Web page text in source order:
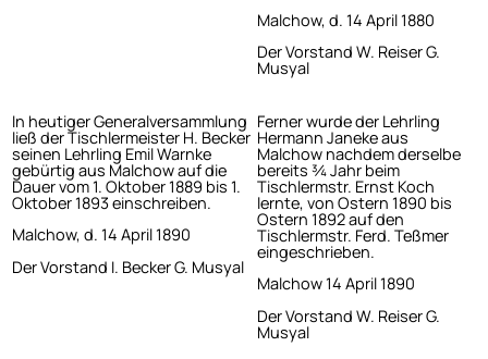
Malchow, d. 14 April 1880
Der Vorstand W. Reiser G.
Musyal
In heutiger Generalversammlung
ließ der Tischlermeister H. Becker
seinen Lehrling Emil Warnke
gebürtig aus Malchow auf die
Dauer vom 1. Oktober 1889 bis 1.
Oktober 1893 einschreiben.
Malchow, d. 14 April 1890
Der Vorstand I. Becker G. Musyal
Ferner wurde der Lehrling
Hermann Janeke aus
Malchow nachdem derselbe
bereits ¾ Jahr beim
Tischlermstr. Ernst Koch
lernte, von Ostern 1890 bis
Ostern 1892 auf den
Tischlermstr. Ferd. Teßmer
eingeschrieben.
Malchow 14 April 1890
Der Vorstand W. Reiser G.
Musyal